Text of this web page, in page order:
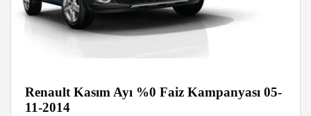
Renault Kasım Ayı %0 Faiz Kampanyası 05-
11-2014